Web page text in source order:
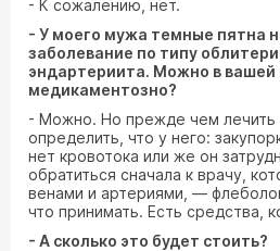
- К сожалению, нет.
- У моего мужа темные пятна
заболевание по типу
эндартериита. Можно в вашей
медикаментозно?
- Можно. Но прежде чем лечить
определить, что у него:
нет кровотока или же он
обратиться сначала к врачу,
венами и артериями, —
что принимать. Есть средства,
- А сколько это будет стоить?